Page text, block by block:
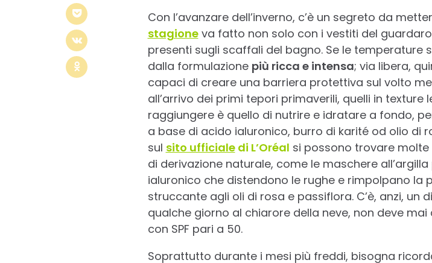
Con l’avanzare dell’inverno, c’è un segreto da
stagioneva fatto non solo con i vestiti del
presenti sugli scaffali del bagno. Se le temperature
dalla formulazione più ricca e intensa; via libera,
capaci di creare una barriera protettiva sul volto
all’arrivo dei primi tepori primaverili, quelli in texture
raggiungere è quello di nutrire e idratare a fondo,
a base di acido ialuronico, burro di karité od olio di
sul sito ufficialedi L’Oréal si possono trovare
di derivazione naturale, come le maschere
ialuronico che distendono le rughe e rimpolpano la
struccante agli oli di rosa e passiflora. C’è, anzi, un
qualche giorno al chiarore della neve, non deve
con SPF pari a 50.
Soprattutto durante i mesi più freddi, bisogna